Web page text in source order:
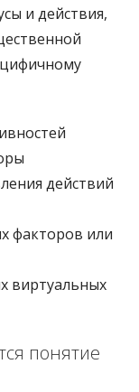
и действия,
действий
факторов или
виртуальных
понятие